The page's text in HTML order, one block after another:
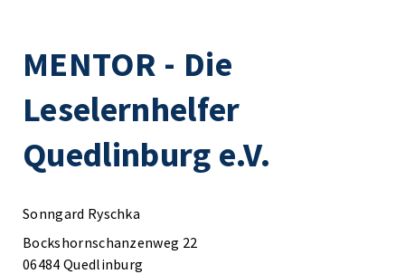
MENTOR - Die
Leselernhelfer
Quedlinburg e.V.
Sonngard Ryschka
Bockshornschanzenweg 22
06484 Quedlinburg